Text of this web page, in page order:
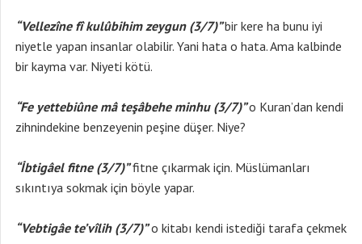
“Vellezîne fî kulûbihim zeygun (3/7)”bir kere ha bunu iyi
niyetle yapan insanlar olabilir. Yani hata o hata. Ama kalbinde
bir kayma var. Niyeti kötü.
“Fe yettebiûne mâ teşâbehe minhu (3/7)”o Kuran’dan kendi
zihnindekine benzeyenin peşine düşer. Niye?
“İbtigâel fitne (3/7)”fitne çıkarmak için. Müslümanları
sıkıntıya sokmak için böyle yapar.
“Vebtigâe te’vîlih (3/7)”o kitabı kendi istediği tarafa çekmek